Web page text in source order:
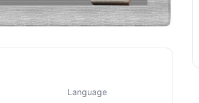
Language